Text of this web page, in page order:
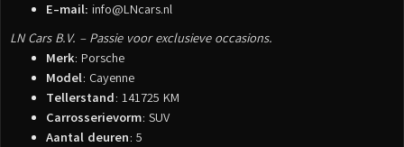
E-mail: info@LNcars.nl
LN Cars B.V. – Passie voor exclusieve occasions.
Merk: Porsche
Model: Cayenne
Tellerstand: 141725 KM
Carrosserievorm: SUV
Aantal deuren: 5